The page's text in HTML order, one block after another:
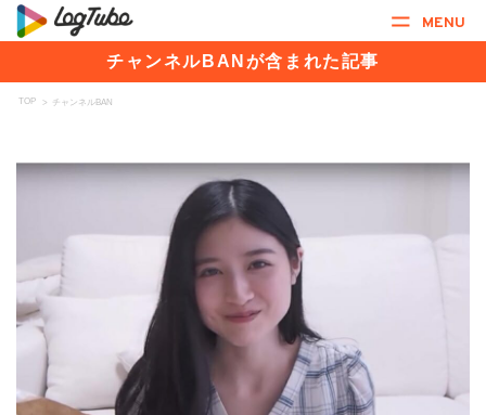
MENU
チャンネルBANが含まれた記事
TOP > チャンネルBAN